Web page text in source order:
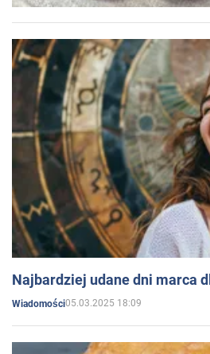
Najbardziej udane dni marca
Wiadomości05.03.2025 18:09